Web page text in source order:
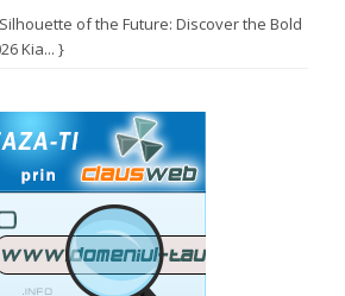
of the Future: Discover the Bold
Kia... }